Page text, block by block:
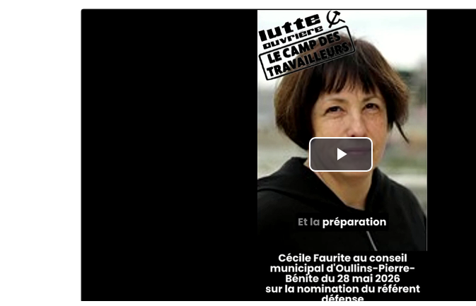
Play
Video